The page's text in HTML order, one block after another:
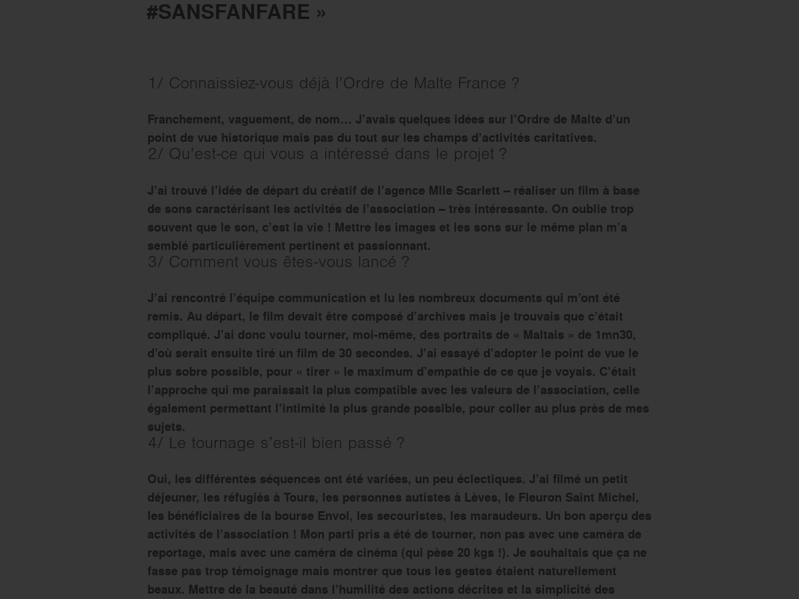
#SANSFANFARE »
1/ Connaissiez-vous déjà l’Ordre de Malte France ?
Franchement, vaguement, de nom… J’avais quelques idées sur l’Ordre de Malte d’un
point de vue historique mais pas du tout sur les champs d’activités caritatives.
2/ Qu’est-ce qui vous a intéressé dans le projet ?
J’ai trouvé l’idée de départ du créatif de l’agence Mlle Scarlett – réaliser un film à base
de sons caractérisant les activités de l’association – très intéressante. On oublie trop
souvent que le son, c’est la vie ! Mettre les images et les sons sur le même plan m’a
semblé particulièrement pertinent et passionnant.
3/ Comment vous êtes-vous lancé ?
J’ai rencontré l’équipe communication et lu les nombreux documents qui m’ont été
remis. Au départ, le film devait être composé d’archives mais je trouvais que c’était
compliqué. J’ai donc voulu tourner, moi-même, des portraits de « Maltais » de 1mn30,
d’où serait ensuite tiré un film de 30 secondes. J’ai essayé d’adopter le point de vue le
plus sobre possible, pour « tirer » le maximum d’empathie de ce que je voyais. C’était
l’approche qui me paraissait la plus compatible avec les valeurs de l’association, celle
également permettant l’intimité la plus grande possible, pour coller au plus près de mes
sujets.
4/ Le tournage s’est-il bien passé ?
Oui, les différentes séquences ont été variées, un peu éclectiques. J’ai filmé un petit
déjeuner, les réfugiés à Tours, les personnes autistes à Lèves, le Fleuron Saint Michel,
les bénéficiaires de la bourse Envol, les secouristes, les maraudeurs. Un bon aperçu des
activités de l’association ! Mon parti pris a été de tourner, non pas avec une caméra de
reportage, mais avec une caméra de cinéma (qui pèse 20 kgs !). Je souhaitais que ça ne
fasse pas trop témoignage mais montrer que tous les gestes étaient naturellement
beaux. Mettre de la beauté dans l’humilité des actions décrites et la simplicité des